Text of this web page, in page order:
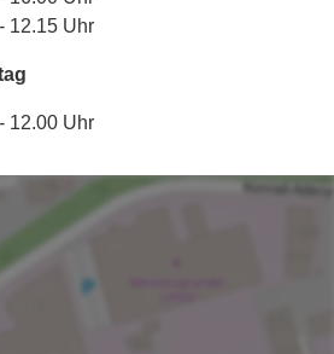
12.15 Uhr
12.00 Uhr